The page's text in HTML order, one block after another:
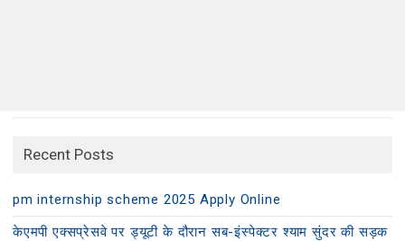
Recent Posts
pm internship scheme 2025 Apply Online
केएमपी एक्सप्रेसवे पर ड्यूटी के दौरान सब-इंस्पेक्टर श्याम सुंदर की सड़क